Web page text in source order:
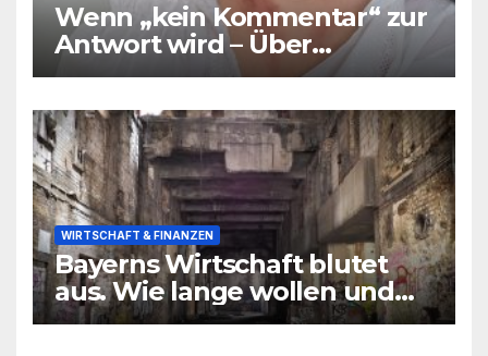
Wenn „kein Kommentar“ zur
Antwort wird – Über
Warnsignale aus Schulen, die
WIRTSCHAFT & FINANZEN
Bayerns Wirtschaft blutet
aus. Wie lange wollen und
können wir uns den